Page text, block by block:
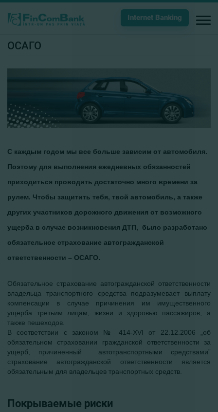
Internet Banking
ОСАГО
С каждым годом мы все больше зависим от автомобиля.
Поэтому для выполнения ежедневных обязанностей
приходиться проводить достаточно много времени за
рулем. Чтобы защитить тебя, твой автомобиль, а также
других участников дорожного движения от возможного
ущерба в случае возникновения ДТП, было разработано
обязательное страхование автогражданской
ответственности – ОСАГО.
Обязательное страхование автогражданской ответственности
владельца транспортного средства подразумевает выплату
компенсации в случае причинения им имущественного
ущерба третьим лицам, жизни и здоровью пассажиров, а
также пешеходов.
В соответствии с законом № 414-XVI от 22.12.2006 „об
обязательном страховании гражданской ответственности за
ущерб, причиненный автотранспортными средствами”
страхование автогражданской ответственности является
обязательным для владельцев транспортных средств.
Покрываемые риски